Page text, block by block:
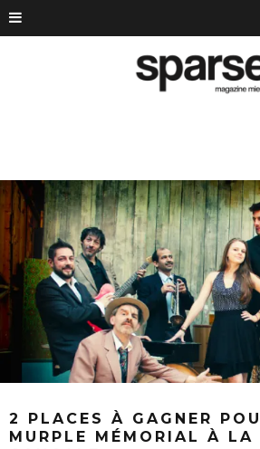
2 PLACES À GAGNER
MURPLE MÉMORIAL À LA